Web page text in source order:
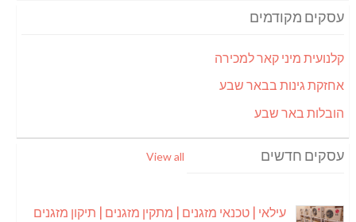
עסקים מקודמים
קלנועית מיני קאר למכירה
אחזקת גינות בבאר שבע
הובלות באר שבע
עסקים חדשים View all
עילאי | טכנאי מזגנים | מתקין מזגנים | תיקון מזגנים